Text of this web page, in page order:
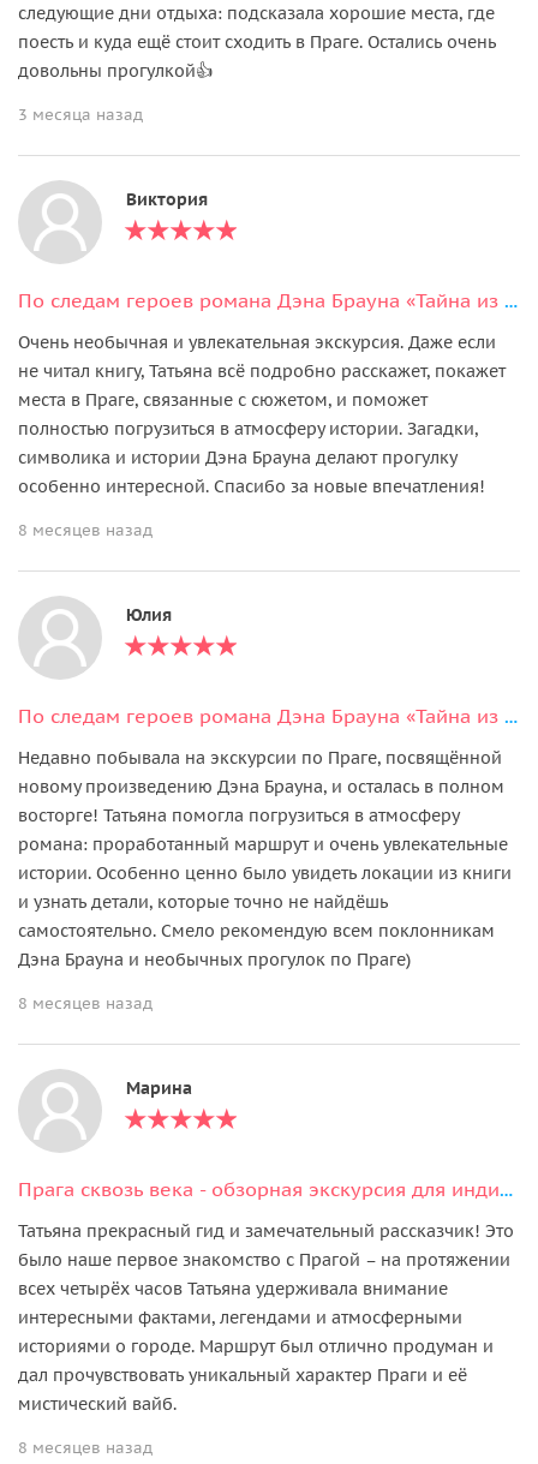
следующие дни отдыха: подсказала хорошие места, где
поесть и куда ещё стоит сходить в Праге. Остались очень
довольны прогулкой👍
3 месяца назад
Виктория
По следам героев романа Дэна Брауна «Тайна из тайн» в Праге
Очень необычная и увлекательная экскурсия. Даже если
не читал книгу, Татьяна всё подробно расскажет, покажет
места в Праге, связанные с сюжетом, и поможет
полностью погрузиться в атмосферу истории. Загадки,
символика и истории Дэна Брауна делают прогулку
особенно интересной. Спасибо за новые впечатления!
8 месяцев назад
Юлия
По следам героев романа Дэна Брауна «Тайна из тайн» в Праге
Недавно побывала на экскурсии по Праге, посвящённой
новому произведению Дэна Брауна, и осталась в полном
восторге! Татьяна помогла погрузиться в атмосферу
романа: проработанный маршрут и очень увлекательные
истории. Особенно ценно было увидеть локации из книги
и узнать детали, которые точно не найдёшь
самостоятельно. Смело рекомендую всем поклонникам
Дэна Брауна и необычных прогулок по Праге)
8 месяцев назад
Марина
Прага сквозь века - обзорная экскурсия для индивидуалов
Татьяна прекрасный гид и замечательный рассказчик! Это
было наше первое знакомство с Прагой – на протяжении
всех четырёх часов Татьяна удерживала внимание
интересными фактами, легендами и атмосферными
историями о городе. Маршрут был отлично продуман и
дал прочувствовать уникальный характер Праги и её
мистический вайб.
8 месяцев назад